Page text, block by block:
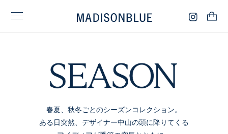
春夏、秋冬ごとのシーズンコレクション。
ある日突然、デザイナー中山の頭に降りてくる